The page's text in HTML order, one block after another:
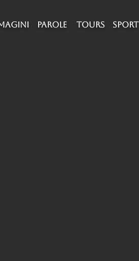
PAROLE TOURS SPORT